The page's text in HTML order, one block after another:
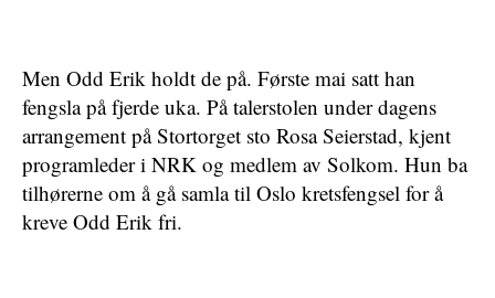
Men Odd Erik holdt de på. Første mai satt han
fengsla på fjerde uka. På talerstolen under dagens
arrangement på Stortorget sto Rosa Seierstad, kjent
programleder i NRK og medlem av Solkom. Hun ba
tilhørerne om å gå samla til Oslo kretsfengsel for å
kreve Odd Erik fri.